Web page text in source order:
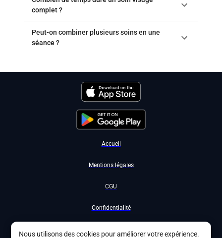
complet ?
Peut-on combiner plusieurs soins en une
séance ?
Accueil
Mentions légales
CGU
Confidentialité
Nous utilisons des cookies pour améliorer votre expérience.